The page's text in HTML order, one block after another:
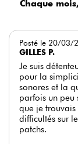
Chaque
Posté le 20/03/
GILLES P.
Je suis
pour la
sonores et la
parfois un peu
que je trouvais
difficultés sur
patchs.